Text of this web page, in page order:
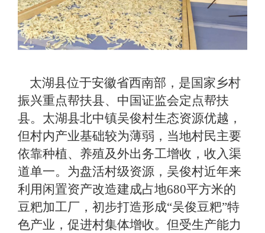
太湖县位于安徽省西南部，是国家乡村
振兴重点帮扶县、中国证监会定点帮扶
县。 太湖县北中镇吴俊村生态资源优越，
但村内产业基础较为薄弱， 当地村民主要
依靠种植、 养殖及外出务工增收，收入渠
道单一。为盘活村级资源，吴俊村近年来
利用闲置资产改造建成占地680平方米的
豆粑加工厂， 初步打造形成“吴俊豆粑”特
色产业 ， 促进村集体增收。但受生产能力